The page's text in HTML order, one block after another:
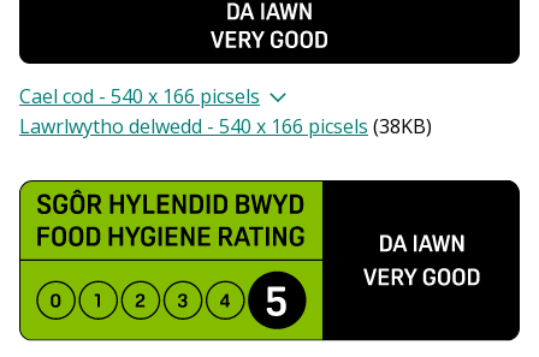
Cael cod - 540 x 166 picsels
Lawrlwytho delwedd - 540 x 166 picsels (38KB)